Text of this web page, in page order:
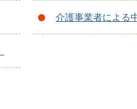
介護事業者による